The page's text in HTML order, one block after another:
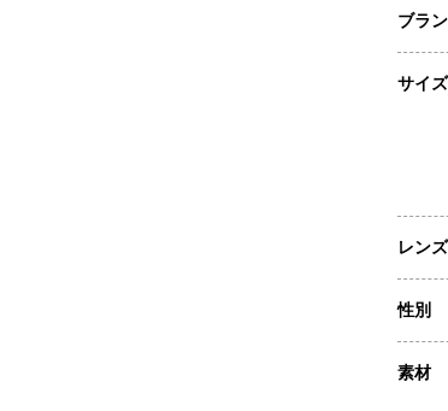
ブラ
サイズ
レン
性別
素材